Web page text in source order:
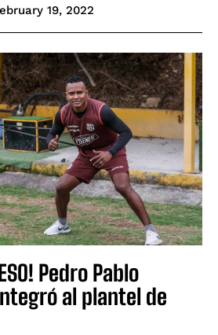
19, 2022
Pedro Pablo
al plantel de